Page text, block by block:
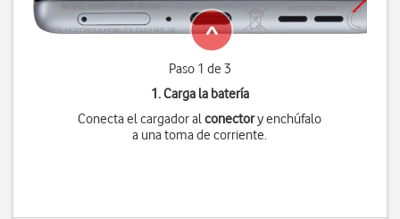
Paso 1 de 3
1. Carga la batería
Conecta el cargador alconectory enchúfalo
a una toma de corriente.